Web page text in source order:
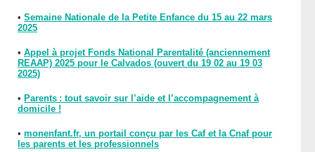
• Semaine Nationale de la Petite Enfance du 15 au 22 mars
2025
• Appel à projet Fonds National Parentalité (anciennement
REAAP) 2025 pour le Calvados (ouvert du 19 02 au 19 03
2025)
• Parents : tout savoir sur l’aide et l’accompagnement à
domicile !
• monenfant.fr, un portail conçu par les Caf et la Cnaf pour
les parents et les professionnels